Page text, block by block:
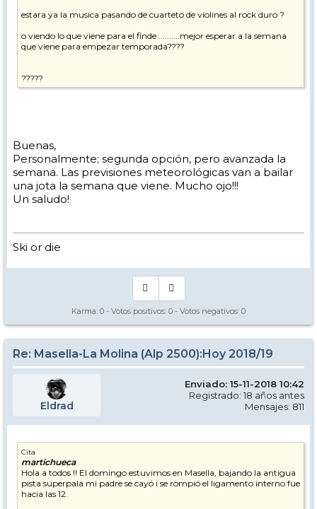
estara ya la musica pasando de cuarteto de violines al rock duro ?
o viendo lo que viene para el finde ..........mejor esperar a la semana
que viene para empezar temporada????
?????
Buenas,
Personalmente; segunda opción, pero avanzada la
semana. Las previsiones meteorológicas van a bailar
una jota la semana que viene. Mucho ojo!!!
Un saludo!
Ski or die
Karma: 0 - Votos positivos: 0 - Votos negativos: 0
Re: Masella-La Molina (Alp 2500):Hoy 2018/19
Eldrad
Enviado: 15-11-2018 10:42
Registrado: 18 años antes
Mensajes: 811
Cita
martichueca
Hola a todos !! El domingo estuvimos en Masella, bajando la antigua
pista superpala mi padre se cayó i se rompió el ligamento interno fue
hacia las 12.